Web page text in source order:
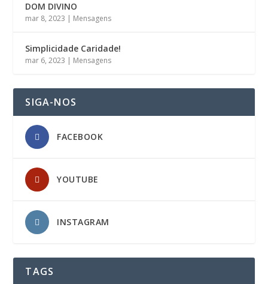
DOM DIVINO
mar 8, 2023 | Mensagens
Simplicidade Caridade!
mar 6, 2023 | Mensagens
SIGA-NOS
FACEBOOK
YOUTUBE
INSTAGRAM
TAGS